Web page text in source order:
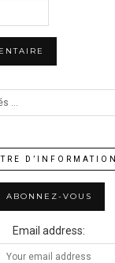
D’INFORMATION
Email address: